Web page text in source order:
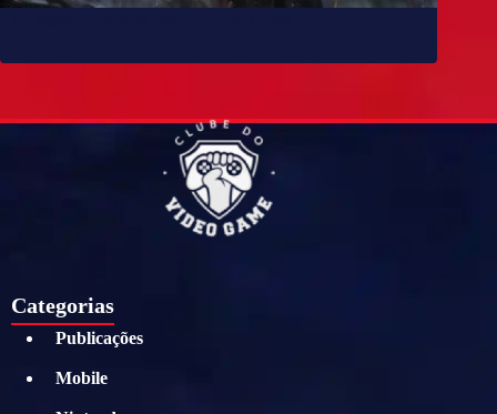
Categorias
Publicações
Mobile